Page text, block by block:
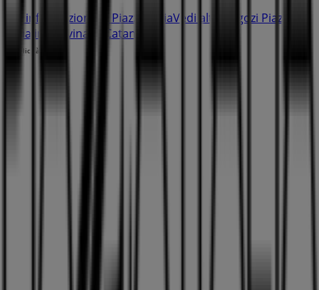
Più informazioni su Piazza ItaliaVedi altri negozi Piazza
Italia in Gravina di Catania
Pubblicità